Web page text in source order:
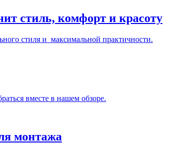
стиль, комфорт и красоту
стиля и максимальной практичности.
вместе в нашем обзоре.
монтажа